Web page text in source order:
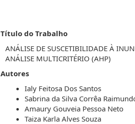
Título do Trabalho
ANÁLISE DE SUSCETIBILIDADE À
ANÁLISE MULTICRITÉRIO (AHP)
Autores
Ialy Feitosa Dos Santos
Sabrina da Silva Corrêa
Amaury Gouveia Pessoa Neto
Taiza Karla Alves Souza